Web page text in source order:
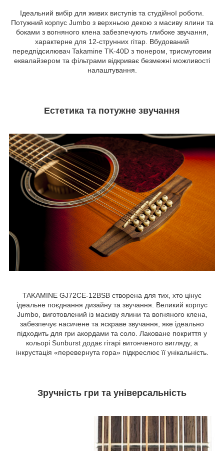
Ідеальний вибір для живих виступів та студійної роботи.
Потужний корпус Jumbo з верхньою декою з масиву ялини та
боками з вогняного клена забезпечують глибоке звучання,
характерне для 12-струнних гітар. Вбудований
передпідсилювач Takamine TK-40D з тюнером, трисмуговим
еквалайзером та фільтрами відкриває безмежні можливості
налаштування.
Естетика та потужне звучання
TAKAMINE GJ72CE-12BSB створена для тих, хто цінує
ідеальне поєднання дизайну та звучання. Великий корпус
Jumbo, виготовлений із масиву ялини та вогняного клена,
забезпечує насичене та яскраве звучання, яке ідеально
підходить для гри акордами та соло. Лаковане покриття у
кольорі Sunburst додає гітарі витонченого вигляду, а
інкрустація «перевернута гора» підкреслює її унікальність.
Зручність гри та універсальність